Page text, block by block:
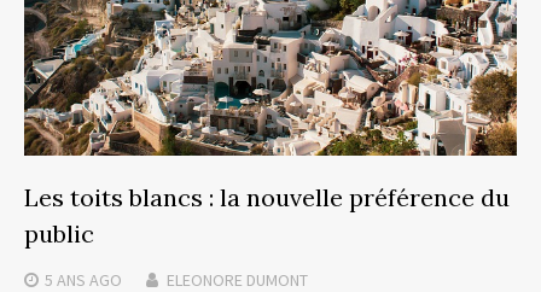
Les toits blancs : la nouvelle préférence du
public
5 ANS AGO ELEONORE DUMONT